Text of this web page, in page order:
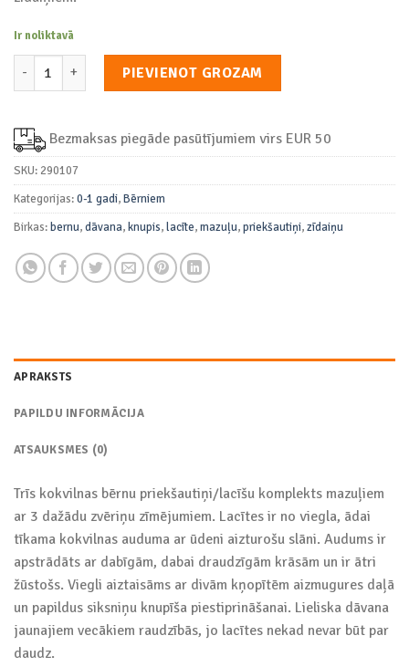
Ir noliktavā
PIEVIENOT GROZAM
Bezmaksas piegāde pasūtījumiem virs EUR 50
SKU: 290107
Kategorijas:0-1 gadi,Bērniem
Birkas:bernu,dāvana,knupis,lacīte,mazuļu,priekšautiņi,zīdaiņu
APRAKSTS
PAPILDU INFORMĀCIJA
ATSAUKSMES (0)
Trīs kokvilnas bērnu priekšautiņi/lacīšu komplekts mazuļiem
ar 3 dažādu zvēriņu zīmējumiem. Lacītes ir no viegla, ādai
tīkama kokvilnas auduma ar ūdeni aizturošu slāni. Audums ir
apstrādāts ar dabīgām, dabai draudzīgām krāsām un ir ātri
žūstošs. Viegli aiztaisāms ar divām kņopītēm aizmugures daļā
un papildus siksniņu knupīša piestiprināšanai. Lieliska dāvana
jaunajiem vecākiem raudzībās, jo lacītes nekad nevar būt par
daudz.